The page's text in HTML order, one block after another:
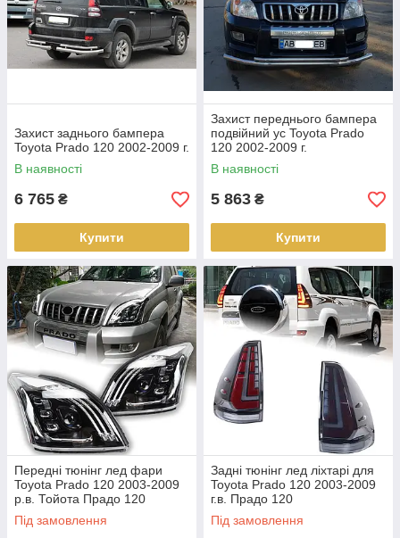
Захист заднього бампера
Toyota Prado 120 2002-2009 г.
В наявності
6 765 ₴
Купити
Захист переднього бампера
подвійний ус Toyota Prado
120 2002-2009 г.
В наявності
5 863 ₴
Купити
Передні тюнінг лед фари
Toyota Prado 120 2003-2009
р.в. Тойота Прадо 120
Під замовлення
Задні тюнінг лед ліхтарі для
Toyota Prado 120 2003-2009
г.в. Прадо 120
Під замовлення